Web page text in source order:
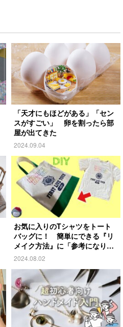
「天才にもほどがある」「セン
スがすごい」 卵を割ったら部
屋が出てきた
2024.09.04
お気に入りのTシャツをトート
バッグに！ 簡単にできる『リ
メイク方法』に「参考になりま
す」
2024.08.02